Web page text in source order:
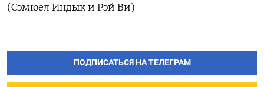
(Сэмюел Индык и Рэй Ви)
ПОДПИСАТЬСЯ НА ТЕЛЕГРАМ